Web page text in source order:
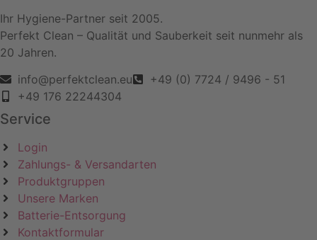
Ihr Hygiene-Partner seit 2005.
Perfekt Clean – Qualität und Sauberkeit seit nunmehr als
20 Jahren.
info@perfektclean.eu
+49 (0) 7724 / 9496 - 51
+49 176 22244304
Service
Login
Zahlungs- & Versandarten
Produktgruppen
Unsere Marken
Batterie-Entsorgung
Kontaktformular